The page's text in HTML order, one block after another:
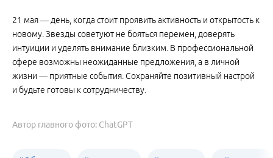
21 мая — день, когда стоит проявить активность и открытость к
новому. Звезды советуют не бояться перемен, доверять
интуиции и уделять внимание близким. В профессиональной
сфере возможны неожиданные предложения, а в личной
жизни — приятные события. Сохраняйте позитивный настрой
и будьте готовы к сотрудничеству.
Автор главного фото: ChatGPT